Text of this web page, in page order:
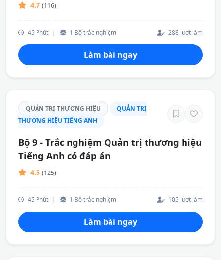
4.7 (116)
45 Phút | 1 Bộ trắc nghiệm 288 lượt làm
Làm bài ngay
QUẢN TRỊ THƯƠNG HIỆU
QUẢN TRỊ
THƯƠNG HIỆU TIẾNG ANH
Bộ 9 - Trắc nghiệm Quản trị thương hiệu
Tiếng Anh có đáp án
4.5 (125)
45 Phút | 1 Bộ trắc nghiệm 105 lượt làm
Làm bài ngay